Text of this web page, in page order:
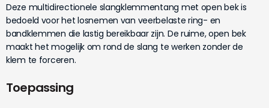
Deze multidirectionele slangklemmentang met open bek is
bedoeld voor het losnemen van veerbelaste ring- en
bandklemmen die lastig bereikbaar zijn. De ruime, open bek
maakt het mogelijk om rond de slang te werken zonder de
klem te forceren.
Toepassing